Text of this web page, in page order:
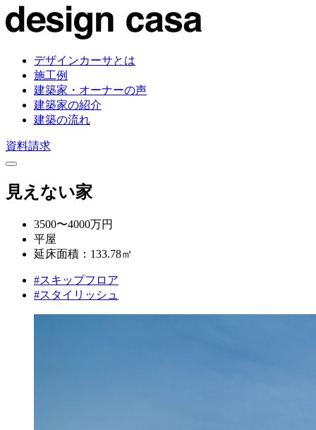
デザインカーサとは
施工例
建築家・オーナーの声
建築家の紹介
建築の流れ
資料請求
見えない家
3500〜4000万円
平屋
延床面積：133.78㎡
#スキップフロア
#スタイリッシュ